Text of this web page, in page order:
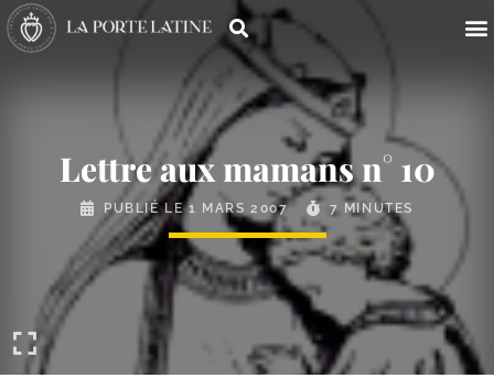
Lettre aux mamans n° 10
PUBLIÉ LE1 MARS 2007 7 MINUTES